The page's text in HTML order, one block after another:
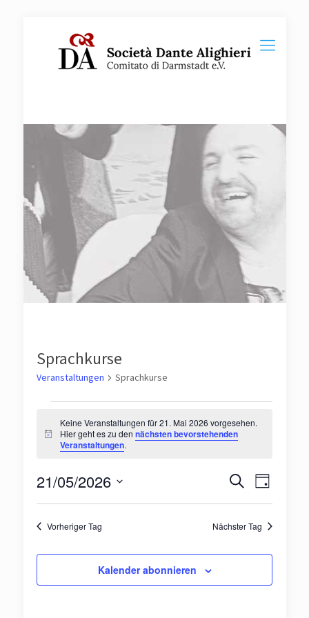
Sprachkurse
Veranstaltungen Sprachkurse
Veranstaltungen
für
Mai
2026
Hinweis
Keine Veranstaltungen für 21. Mai 2026 vorgesehen.
Hier geht es zu dennächsten bevorstehenden
Veranstaltungen.
Suche
und
SucheTag
21/05/2026
Datum
Vorheriger Tag Nächster Tag
Kalender abonnieren